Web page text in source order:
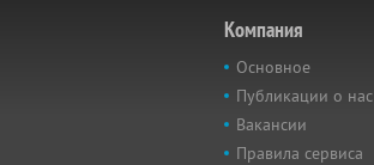
Компания
Основное
Публикации о нас
Вакансии
Правила сервиса